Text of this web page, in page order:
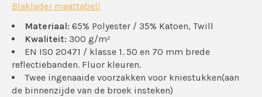
Blaklader maattabel!
Materiaal: 65% Polyester / 35% Katoen, Twill
Kwaliteit: 300 g/m²
EN ISO 20471 / klasse 1. 50 en 70 mm brede
reflectiebanden. Fluor kleuren.
Twee ingenaaide voorzakken voor kniestukken(aan
de binnenzijde van de broek insteken)